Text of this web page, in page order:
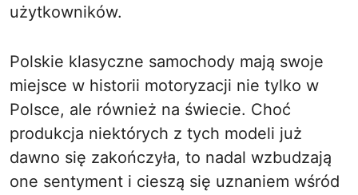
użytkowników.
Polskie klasyczne samochody mają swoje
miejsce w historii motoryzacji nie tylko w
Polsce, ale również na świecie. Choć
produkcja niektórych z tych modeli już
dawno się zakończyła, to nadal wzbudzają
one sentyment i cieszą się uznaniem wśród